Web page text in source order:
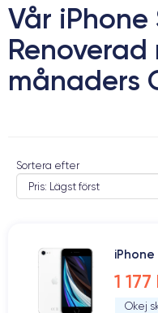
Vår iPhone
Renoverad
månaders
Sortera efter
iPhone
1 177
Okej